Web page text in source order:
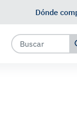
Dónde